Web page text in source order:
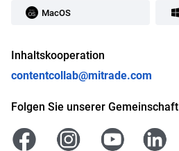
MacOS
Inhaltskooperation
contentcollab@mitrade.com
Folgen Sie unserer Gemeinschaft